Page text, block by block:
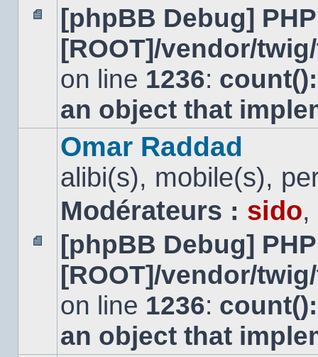
Aucun
message
non
[phpBB Debug]
[ROOT]/vendor/
on line 1236:
an object that
Aucun
message
non
Omar Raddad
alibi(s), mobile(s),
Modérateurs : sido,
[phpBB Debug]
[ROOT]/vendor/
on line 1236:
an object that